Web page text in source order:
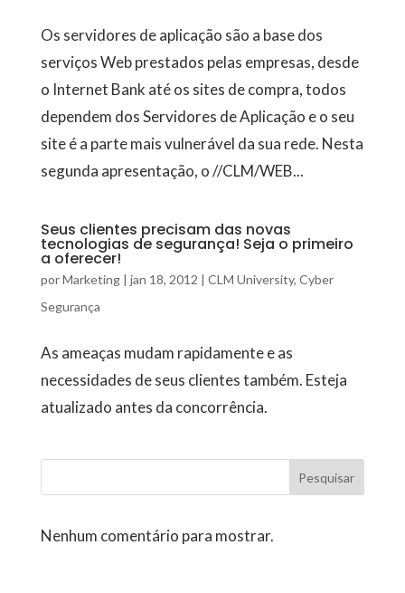
Os servidores de aplicação são a base dos
serviços Web prestados pelas empresas, desde
o Internet Bank até os sites de compra, todos
dependem dos Servidores de Aplicação e o seu
site é a parte mais vulnerável da sua rede. Nesta
segunda apresentação, o //CLM/WEB...
Seus clientes precisam das novas
tecnologias de segurança! Seja o primeiro
a oferecer!
porMarketing| jan 18, 2012 | CLM University, Cyber
Segurança
As ameaças mudam rapidamente e as
necessidades de seus clientes também. Esteja
atualizado antes da concorrência.
Pesquisar
Nenhum comentário para mostrar.